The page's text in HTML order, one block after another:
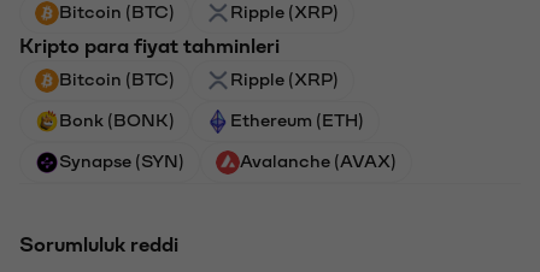
Bitcoin (BTC) Ripple (XRP)
Kripto para fiyat tahminleri
Bitcoin (BTC) Ripple (XRP)
Bonk (BONK) Ethereum (ETH)
Synapse (SYN) Avalanche (AVAX)
Sorumluluk reddi